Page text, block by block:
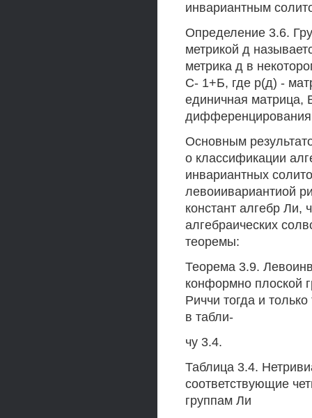
инвариантным
Определение 3.6.
метрикой д
метрика д в
С- 1+Б, где р(д) -
единичная матрица,
Основным
о классификации
инвариантных
левоиивариантиой
констант алгебр Ли,
алгебраических
теоремы:
Теорема 3.9.
конформно плоской
Риччи тогда и
в табли-
чу 3.4.
Таблица 3.4.
соответствующие
группам Ли